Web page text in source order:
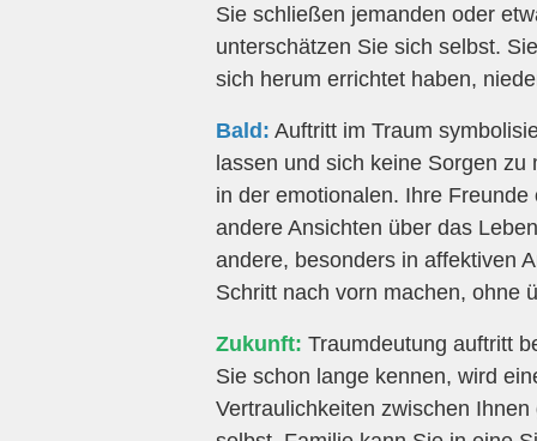
Sie schließen jemanden oder
unterschätzen Sie sich selbst.
sich herum errichtet haben,
Bald: Auftritt im Traum
lassen und sich keine Sorgen
in der emotionalen. Ihre
andere Ansichten über das
andere, besonders in affektiven
Schritt nach vorn machen, ohne
Zukunft: Traumdeutung auftritt
Sie schon lange kennen, wird
Vertraulichkeiten zwischen